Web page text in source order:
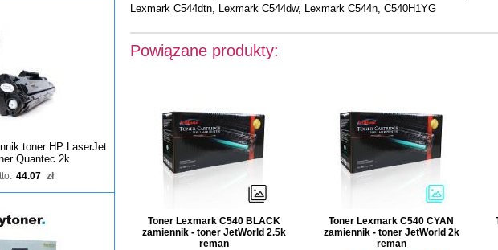
toner HP LaserJet
Quantec 2k
44.07 zł
Lexmark C544dtn, Lexmark C544dw, Lexmark C544n, C540H1YG
Powiązane produkty:
Toner Lexmark C540 BLACK
zamiennik - toner JetWorld 2.5k
reman
Toner Lexmark C540 CYAN
zamiennik - toner JetWorld 2k
reman